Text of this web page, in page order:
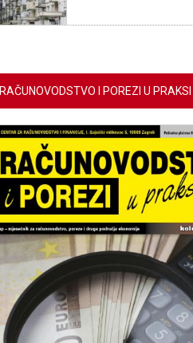
RAČUNOVODSTVO I POREZI U PRAKSI